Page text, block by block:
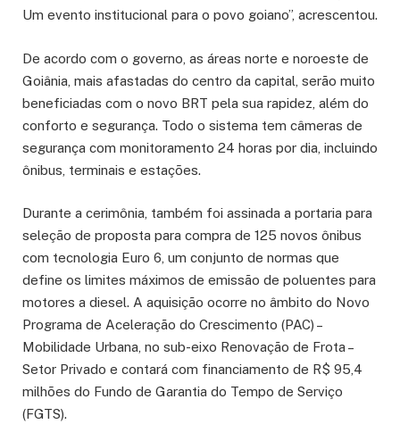
Um evento institucional para o povo goiano”, acrescentou.
De acordo com o governo, as áreas norte e noroeste de
Goiânia, mais afastadas do centro da capital, serão muito
beneficiadas com o novo BRT pela sua rapidez, além do
conforto e segurança. Todo o sistema tem câmeras de
segurança com monitoramento 24 horas por dia, incluindo
ônibus, terminais e estações.
Durante a cerimônia, também foi assinada a portaria para
seleção de proposta para compra de 125 novos ônibus
com tecnologia Euro 6, um conjunto de normas que
define os limites máximos de emissão de poluentes para
motores a diesel. A aquisição ocorre no âmbito do Novo
Programa de Aceleração do Crescimento (PAC) –
Mobilidade Urbana, no sub-eixo Renovação de Frota –
Setor Privado e contará com financiamento de R$ 95,4
milhões do Fundo de Garantia do Tempo de Serviço
(FGTS).